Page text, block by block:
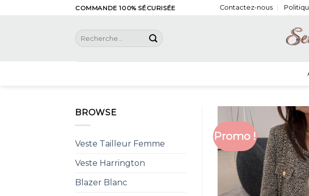
COMMANDE 100% SÉCURISÉE Contactez-nous
Recherche
pour :
BROWSE
Veste Tailleur Femme
Veste Harrington
Blazer Blanc
Promo !